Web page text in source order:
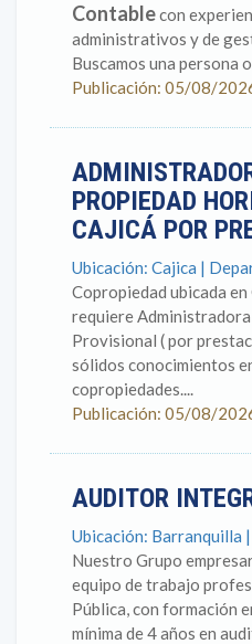
Contablecon
administrativos y de
Buscamos una persona
Publicación: 05/08/
PROPIEDAD
CAJICÁ POR
Ubicación: Cajica |
Copropiedad ubicada en
requiere
Provisional ( por
sólidos conocimientos
copropiedades....
Publicación: 05/08/
AUDITOR
Ubicación: Barranquilla
Nuestro Grupo
equipo de trabajo
Pública, con formación
mínima de 4 años en